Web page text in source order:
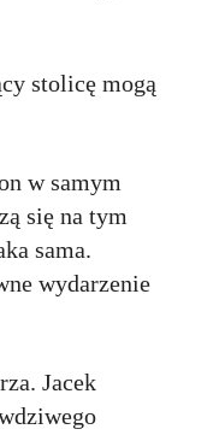
stolicę mogą
w samym
się na tym
sama.
wydarzenie
Jacek